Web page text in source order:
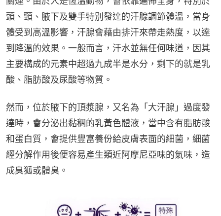
頭、頸、腋下及雙手特別發達的汗腺調節體溫，當身
體受到高溫影響，汗腺會藉由排汗來帶走熱度，以達
到降溫的效果。一般而言，汗水並無任何味道，因其
主要構成的元素中超過九成半是水分，剩下的就是乳
酸、脂肪酸及尿酸等物質。
然而，位於腋下的頂漿腺，又名為「大汗腺」過度發
達時，會分泌出黏稠的乳黃色體液，當中含有脂肪酸
和蛋白質，會提供豐富養份給皮膚表面的細菌，細菌
經分解作用後便容易產生類近阿摩尼亞味的氣味，造
成臭狐或體臭。